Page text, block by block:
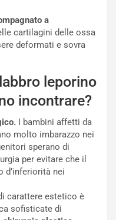
a
cartilagini delle ossa
deformati e sovra
leporino
incontrare?
I bambini affetti da
molto imbarazzo nei
sperano di
per evitare che il
d’inferiorità nei
carattere estetico è
sofisticate di